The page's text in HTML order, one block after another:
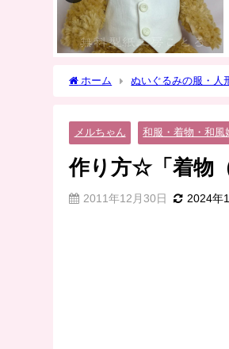
ホーム ぬいぐるみの服・人
メルちゃん 和服・着物・和風
作り方☆「着物
2011年12月30日 2024年